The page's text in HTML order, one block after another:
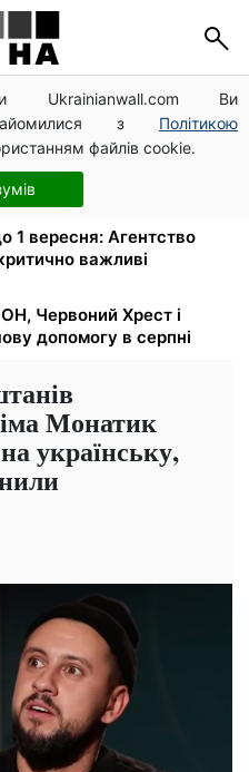
Ukrainianwall.com Ви
з Політикою
файлів cookie.
відбувся
посольств США
обміняли на українські:
водіям
1 вересня: Агентство
важливі
Червоний Хрест і
допомогу в серпні
Монатик
українську,